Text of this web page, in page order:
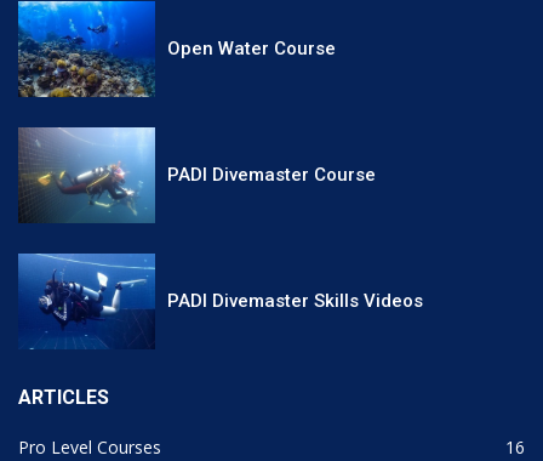
Open Water Course
PADI Divemaster Course
PADI Divemaster Skills Videos
ARTICLES
Pro Level Courses
16